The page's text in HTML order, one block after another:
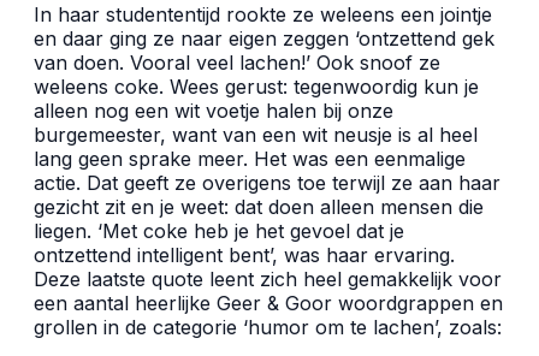
In haar studententijd rookte ze weleens een jointje
en daar ging ze naar eigen zeggen ‘ontzettend gek
van doen. Vooral veel lachen!’ Ook snoof ze
weleens coke. Wees gerust: tegenwoordig kun je
alleen nog een wit voetje halen bij onze
burgemeester, want van een wit neusje is al heel
lang geen sprake meer. Het was een eenmalige
actie. Dat geeft ze overigens toe terwijl ze aan haar
gezicht zit en je weet: dat doen alleen mensen die
liegen. ‘Met coke heb je het gevoel dat je
ontzettend intelligent bent’, was haar ervaring.
Deze laatste quote leent zich heel gemakkelijk voor
een aantal heerlijke Geer & Goor woordgrappen en
grollen in de categorie ‘humor om te lachen’, zoals: